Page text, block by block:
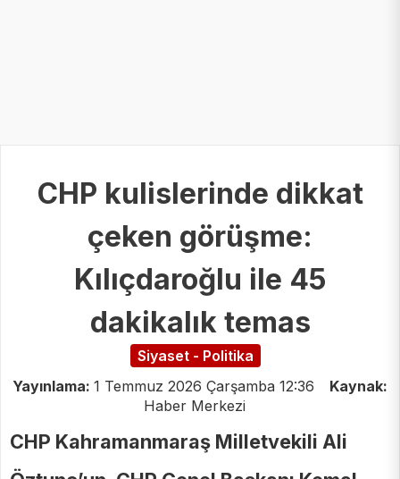
CHP kulislerinde dikkat
çeken görüşme:
Kılıçdaroğlu ile 45
dakikalık temas
Siyaset - Politika
Yayınlama: 1 Temmuz 2026 Çarşamba 12:36
Kaynak:
Haber Merkezi
CHP Kahramanmaraş Milletvekili Ali